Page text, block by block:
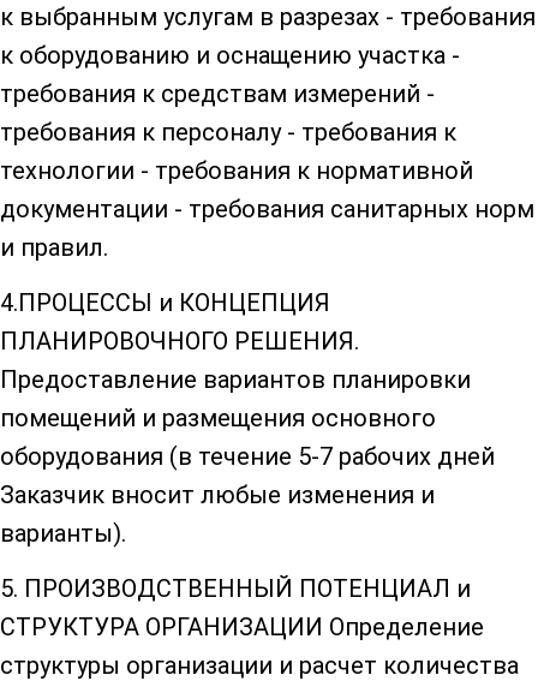
к выбранным услугам в разрезах - требования
к оборудованию и оснащению участка -
требования к средствам измерений -
требования к персоналу - требования к
технологии - требования к нормативной
документации - требования санитарных норм
и правил.
4.ПРОЦЕССЫ и КОНЦЕПЦИЯ
ПЛАНИРОВОЧНОГО РЕШЕНИЯ.
Предоставление вариантов планировки
помещений и размещения основного
оборудования (в течение 5-7 рабочих дней
Заказчик вносит любые изменения и
варианты).
5. ПРОИЗВОДСТВЕННЫЙ ПОТЕНЦИАЛ и
СТРУКТУРА ОРГАНИЗАЦИИ Определение
структуры организации и расчет количества